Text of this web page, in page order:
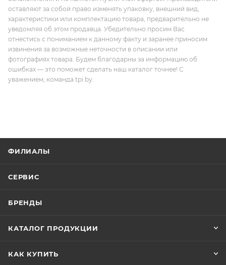
оставляют за собой право изменять упаковку, внешний вид,
характеристики или комплектацию товара, предварительно не
уведомляя об этом продавца. Убедительно просим Вас
отнестись с пониманием к данному факту и заранее приносим
извинения за возможные неточности в описании или
фотографиях товара. Будем благодарны за информацию об
ошибках — это поможет сделать наш каталог точнее! С
уважением, команда tpi.by.
ФИЛИАЛЫ
СЕРВИС
БРЕНДЫ
КАТАЛОГ ПРОДУКЦИИ
КАК КУПИТЬ